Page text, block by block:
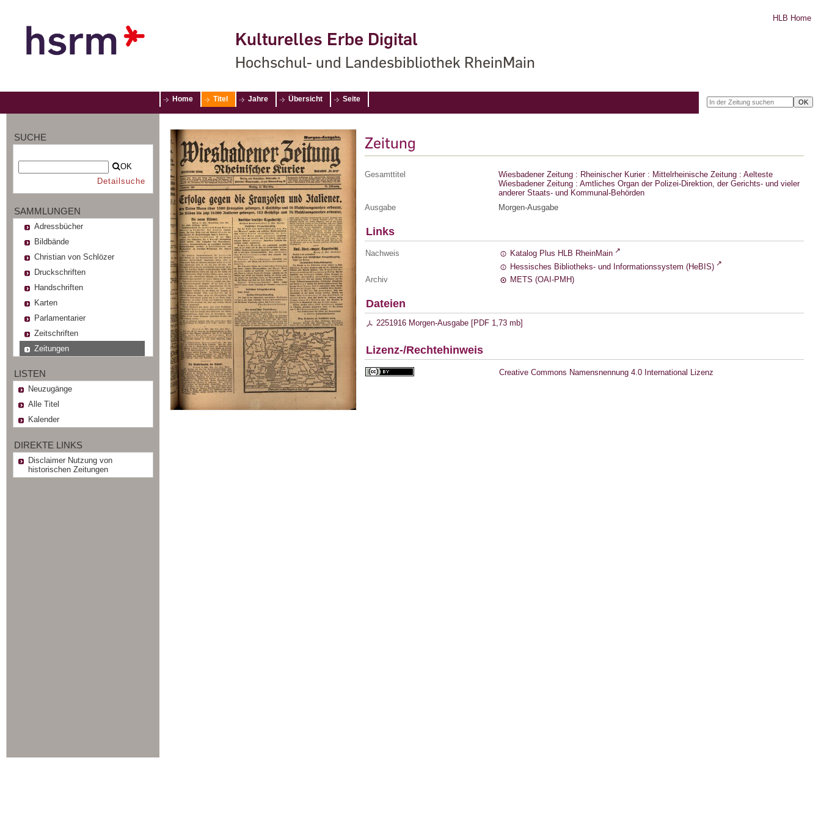
Kulturelles Erbe Digital
Hochschul- und Landesbibliothek RheinMain
HLB Home
Home Titel Jahre Übersicht Seite
SUCHE
OK
Detailsuche
SAMMLUNGEN
Adressbücher
Bildbände
Christian von Schlözer
Druckschriften
Handschriften
Karten
Parlamentarier
Zeitschriften
Zeitungen
LISTEN
Neuzugänge
Alle Titel
Kalender
DIREKTE LINKS
Disclaimer Nutzung von
historischen Zeitungen
Zeitung
Gesamttitel
Wiesbadener Zeitung : Rheinischer Kurier : Mittelrheinische Zeitung : Aelteste
Wiesbadener Zeitung : Amtliches Organ der Polizei-Direktion, der Gerichts- und vieler
anderer Staats- und Kommunal-Behörden
Ausgabe
Morgen-Ausgabe
Links
Nachweis
Katalog Plus HLB RheinMain
Hessisches Bibliotheks- und Informationssystem (HeBIS)
Archiv
METS (OAI-PMH)
Dateien
2251916 Morgen-Ausgabe [PDF 1,73 mb]
Lizenz-/Rechtehinweis
Creative Commons Namensnennung 4.0 International Lizenz